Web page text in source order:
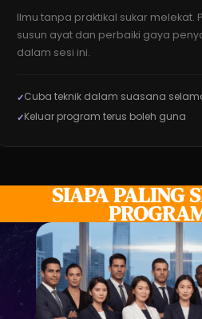
Ilmu tanpa praktikal sukar melekat.
susun ayat dan perbaiki gaya
dalam sesi ini.
Cuba teknik dalam suasana
Keluar program terus boleh guna
SIAPA PALING